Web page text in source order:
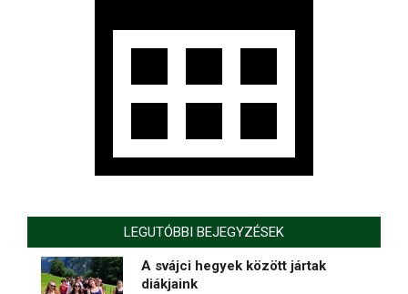
LEGUTÓBBI BEJEGYZÉSEK
A svájci hegyek között jártak
diákjaink